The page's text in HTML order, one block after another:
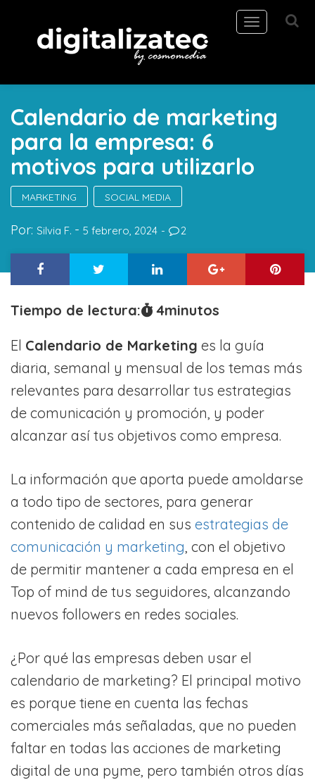
Toggle
navigation
Calendario de marketing
para la empresa: 6
motivos para utilizarlo
MARKETING SOCIAL MEDIA
Por: Silvia F. 5 febrero, 2024 2
Tiempo de lectura: 4minutos
El Calendario de Marketing es la guía
diaria, semanal y mensual de los temas más
relevantes para desarrollar tus estrategias
de comunicación y promoción, y poder
alcanzar así tus objetivos como empresa.
La información que aporta puede amoldarse
a todo tipo de sectores, para generar
contenido de calidad en sus estrategias de
comunicación y marketing , con el objetivo
de permitir mantener a cada empresa en el
Top of mind de tus seguidores, alcanzando
nuevos followers en redes sociales.
¿Por qué las empresas deben usar el
calendario de marketing? El principal motivo
es porque tiene en cuenta las fechas
comerciales más señaladas, que no pueden
faltar en todas las acciones de marketing
digital de una pyme, pero también otros días